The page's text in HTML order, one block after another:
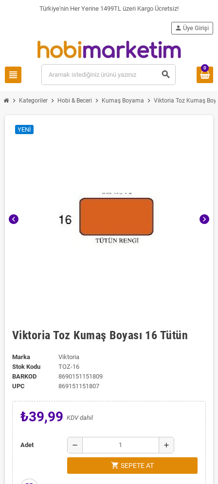
Türkiye'nin Her Yerine 1499TL üzeri Kargo Ücretsiz!
view_headline search
person Üye Girişi
0
chevron_right Kategoriler chevron_right Hobi & Beceri chevron_right Kumaş Boyama chevron_right Viktoria Toz Kumaş
chevron_left chevron_right
YENI
Viktoria Toz Kumaş Boyası 16 Tütün
Marka
Viktoria
Stok Kodu
TOZ-16
BARKOD
8690151151809
UPC
869151151807
₺39,99 KDV dahil
Adet remove add
shopping_cart SEPETE AT